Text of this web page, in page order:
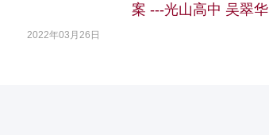
2022年03月26日
案 ---光山高中 吴翠华